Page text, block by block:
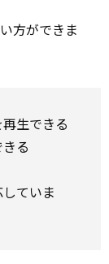
方ができま
生できる
る
ていま